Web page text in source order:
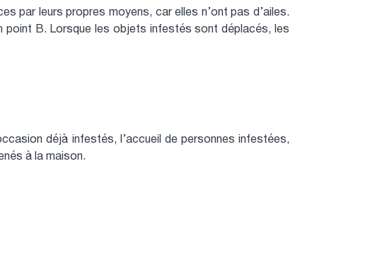
par leurs propres moyens, car elles n’ont pas d’ailes.
point B. Lorsque les objets infestés sont déplacés, les
déjà infestés, l’accueil de personnes infestées,
à la maison.